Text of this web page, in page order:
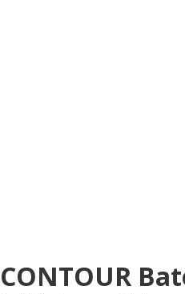
CONTOUR